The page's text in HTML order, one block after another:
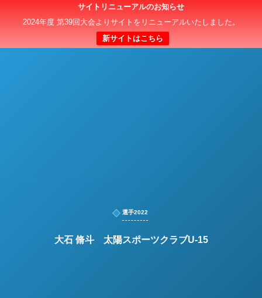
サイトリニューアルのお知らせ
2024年度 第39回大会よりサイトをリニューアルいたしました。
新サイトはこちら
日本クラブユースサッカー選手権（U-15）大会
選手2022
大石 脩斗 太陽スポーツクラブU-15